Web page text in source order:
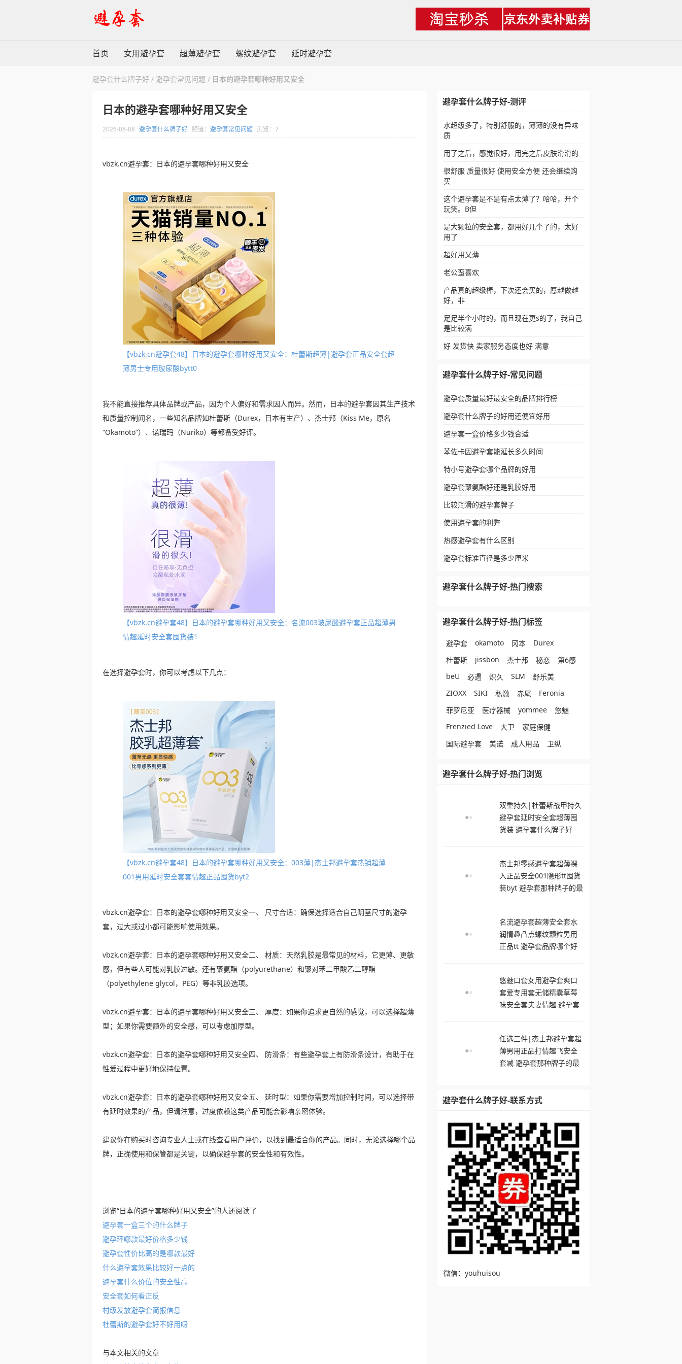
首页 女用避孕套 超薄避孕套 螺纹避孕套 延时避孕套
避孕套什么牌子好 / 避孕套常见问题 / 日本的避孕套哪种好用又安全
日本的避孕套哪种好用又安全
2026-08-08 避孕套什么牌子好 频道： 避孕套常见问题 浏览：7
vbzk.cn避孕套：日本的避孕套哪种好用又安全
【vbzk.cn避孕套48】日本的避孕套哪种好用又安全：杜蕾斯超薄|避孕套正品安全套超
薄男士专用玻尿酸bytt0
我不能直接推荐具体品牌或产品，因为个人偏好和需求因人而异。然而，日本的避孕套因其生产技术
和质量控制闻名，一些知名品牌如杜蕾斯（Durex，日本有生产）、杰士邦（Kiss Me，原名
“Okamoto”）、诺瑞玛（Nuriko）等都备受好评。
【vbzk.cn避孕套48】日本的避孕套哪种好用又安全：名流003玻尿酸避孕套正品超薄男
情趣延时安全套囤货装1
在选择避孕套时，你可以考虑以下几点：
【vbzk.cn避孕套48】日本的避孕套哪种好用又安全：003薄|杰士邦避孕套热销超薄
001男用延时安全套套情趣正品囤货byt2
vbzk.cn避孕套：日本的避孕套哪种好用又安全一、 尺寸合适：确保选择适合自己阴茎尺寸的避孕
套，过大或过小都可能影响使用效果。
vbzk.cn避孕套：日本的避孕套哪种好用又安全二、 材质：天然乳胶是最常见的材料，它更薄、更敏
感，但有些人可能对乳胶过敏。还有聚氨酯（polyurethane）和聚对苯二甲酸乙二醇酯
（polyethylene glycol，PEG）等非乳胶选项。
vbzk.cn避孕套：日本的避孕套哪种好用又安全三、 厚度：如果你追求更自然的感觉，可以选择超薄
型；如果你需要额外的安全感，可以考虑加厚型。
vbzk.cn避孕套：日本的避孕套哪种好用又安全四、 防滑条：有些避孕套上有防滑条设计，有助于在
性爱过程中更好地保持位置。
vbzk.cn避孕套：日本的避孕套哪种好用又安全五、 延时型：如果你需要增加控制时间，可以选择带
有延时效果的产品，但请注意，过度依赖这类产品可能会影响亲密体验。
建议你在购买时咨询专业人士或在线查看用户评价，以找到最适合你的产品。同时，无论选择哪个品
牌，正确使用和保管都是关键，以确保避孕套的安全性和有效性。
浏览“日本的避孕套哪种好用又安全”的人还阅读了
避孕套一盒三个的什么牌子
避孕环哪款最好价格多少钱
避孕套性价比高的是哪款最好
什么避孕套效果比较好一点的
避孕套什么价位的安全性高
安全套如何看正反
村级发放避孕套简报信息
杜蕾斯的避孕套好不好用呀
与本文相关的文章
避孕套什么牌子好-测评
水超级多了，特别舒服的，薄薄的没有异味
质
用了之后，感觉很好，用完之后皮肤滑滑的
很舒服 质量很好 使用安全方便 还会继续购
买
这个避孕套是不是有点太薄了？哈哈，开个
玩笑。B但
是大颗粒的安全套，都用好几个了的，太好
用了
超好用又薄
老公蛮喜欢
产品真的超级棒，下次还会买的，愿越做越
好，非
足足半个小时的，而且现在更s的了，我自己
是比较满
好 发货快 卖家服务态度也好 满意
避孕套什么牌子好-常见问题
避孕套质量最好最安全的品牌排行榜
避孕套什么牌子的好用还便宜好用
避孕套一盒价格多少钱合适
苯佐卡因避孕套能延长多久时间
特小号避孕套哪个品牌的好用
避孕套聚氨酯好还是乳胶好用
比较润滑的避孕套牌子
使用避孕套的利弊
热感避孕套有什么区别
避孕套标准直径是多少厘米
避孕套什么牌子好-热门搜索
避孕套什么牌子好-热门标签
避孕套 okamoto 冈本
Durex
杜蕾斯
jissbon 杰士邦 秘恋
第6感
beU
必遇 炽久 SLM
舒乐美
ZIOXX
SIKI 私激 赤尾
Feronia
菲罗尼亚
医疗器械 yommee
悠魅
Frenzied Love
大卫
家庭保健
国际避孕套
美诺 成人用品 卫纵
避孕套什么牌子好-热门浏览
双重持久|杜蕾斯战甲持久
避孕套延时安全套超薄囤
货装 避孕套什么牌子好
杰士邦零感避孕套超薄裸
入正品安全001隐形tt囤货
装byt 避孕套那种牌子的最
名流避孕套超薄安全套水
润情趣凸点螺纹颗粒男用
正品tt 避孕套品牌哪个好
悠魅口套女用避孕套爽口
套爱专用套无储精囊草莓
味安全套夫妻情趣 避孕套
任选三件|杰士邦避孕套超
薄男用正品打情趣飞安全
套减 避孕套那种牌子的最
避孕套什么牌子好-联系方式
微信：youhuisou